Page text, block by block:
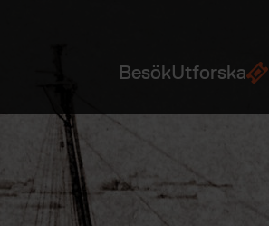
BesökUtforska